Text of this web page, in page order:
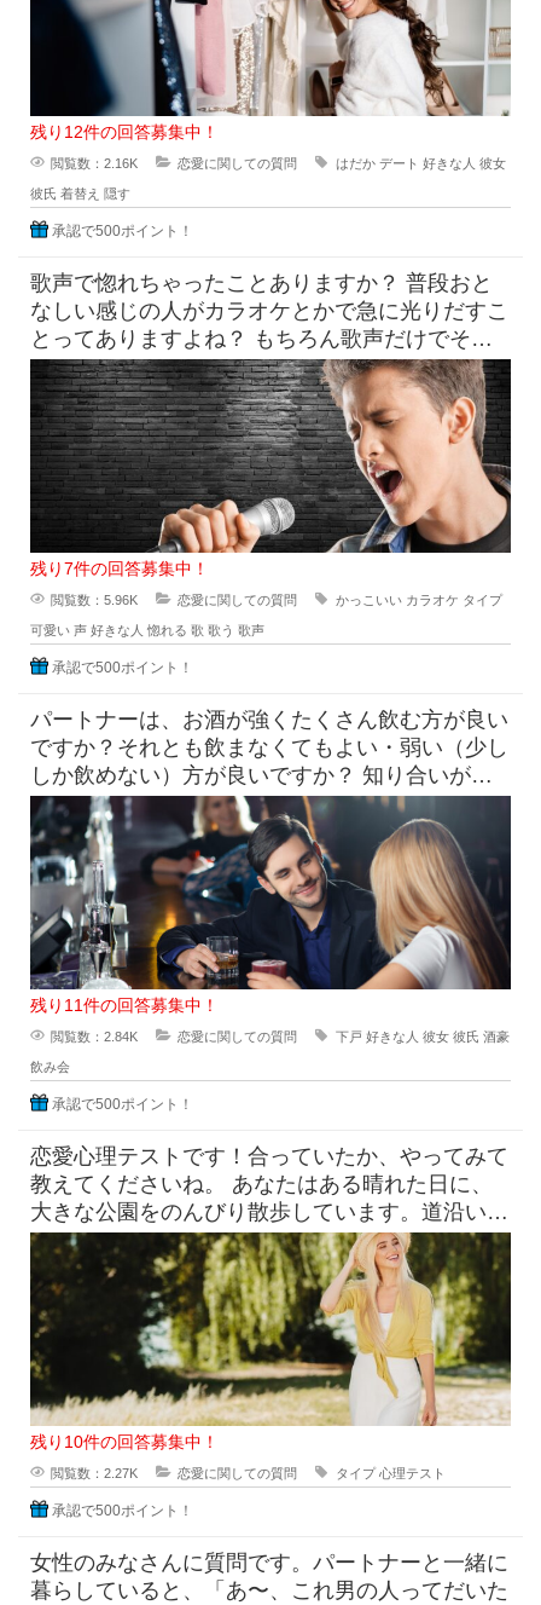
残り12件の回答募集中！
閲覧数：2.16K 恋愛に関しての質問 はだか デート 好きな人 彼女
彼氏 着替え 隠す
承認で500ポイント！
歌声で惚れちゃったことありますか？ 普段おと
なしい感じの人がカラオケとかで急に光りだすこ
とってありますよね？ もちろん歌声だけでその
他の要素は無視できる
残り7件の回答募集中！
閲覧数：5.96K 恋愛に関しての質問 かっこいい カラオケ タイプ
可愛い 声 好きな人 惚れる 歌 歌う 歌声
承認で500ポイント！
パートナーは、お酒が強くたくさん飲む方が良い
ですか？それとも飲まなくてもよい・弱い（少し
しか飲めない）方が良いですか？ 知り合いがお
付き合いする相手に求め
残り11件の回答募集中！
閲覧数：2.84K 恋愛に関しての質問 下戸 好きな人 彼女 彼氏 酒豪
飲み会
承認で500ポイント！
恋愛心理テストです！合っていたか、やってみて
教えてくださいね。 あなたはある晴れた日に、
大きな公園をのんびり散歩しています。道沿いに
咲く花を見ながら進んでいく
残り10件の回答募集中！
閲覧数：2.27K 恋愛に関しての質問 タイプ 心理テスト
承認で500ポイント！
女性のみなさんに質問です。パートナーと一緒に
暮らしていると、「あ〜、これ男の人ってだいた